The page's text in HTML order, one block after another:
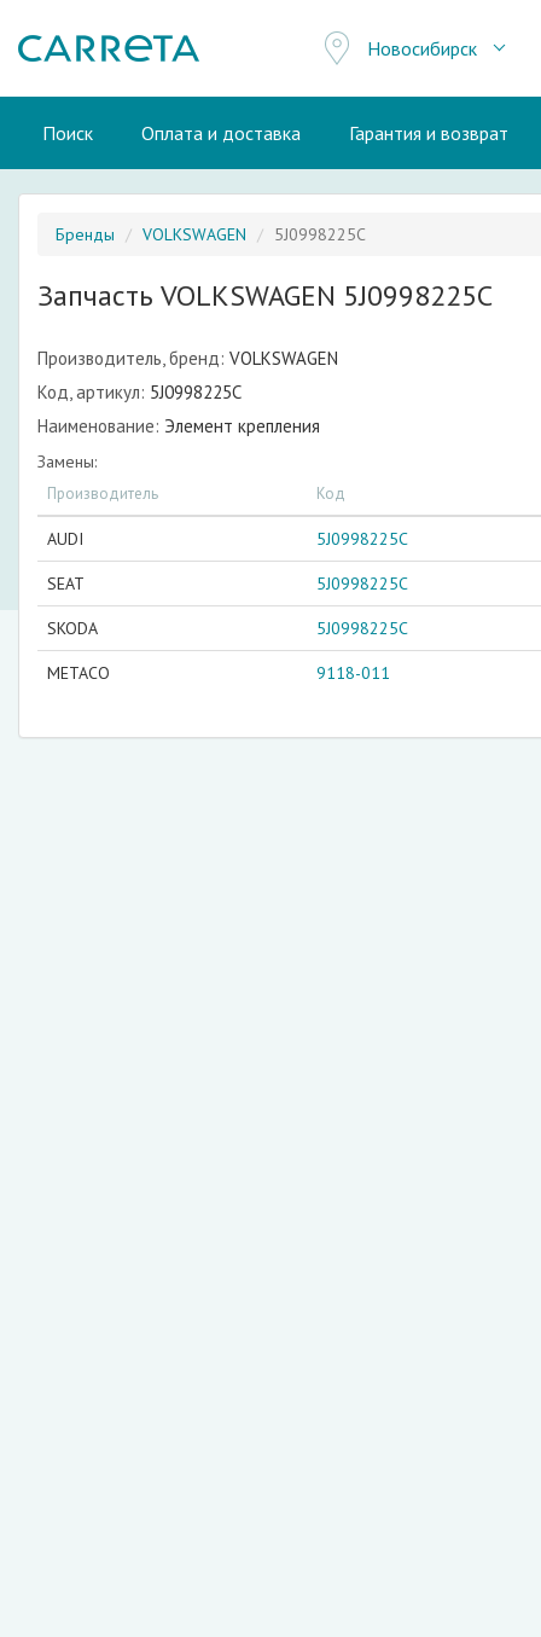
Новосибирск
Поиск Оплата и доставка Гарантия и возврат
Бренды VOLKSWAGEN 5J0998225C
Запчасть VOLKSWAGEN 5J0998225C
Производитель, бренд: VOLKSWAGEN
Код, артикул: 5J0998225C
Наименование: Элемент крепления
Замены:
Производитель Код
AUDI 5J0998225C
SEAT 5J0998225C
SKODA 5J0998225C
METACO 9118-011